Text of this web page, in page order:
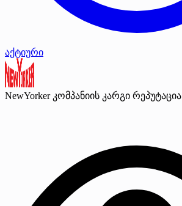
აქტიური
NewYorker კომპანიის კარგი რეპუტაცია